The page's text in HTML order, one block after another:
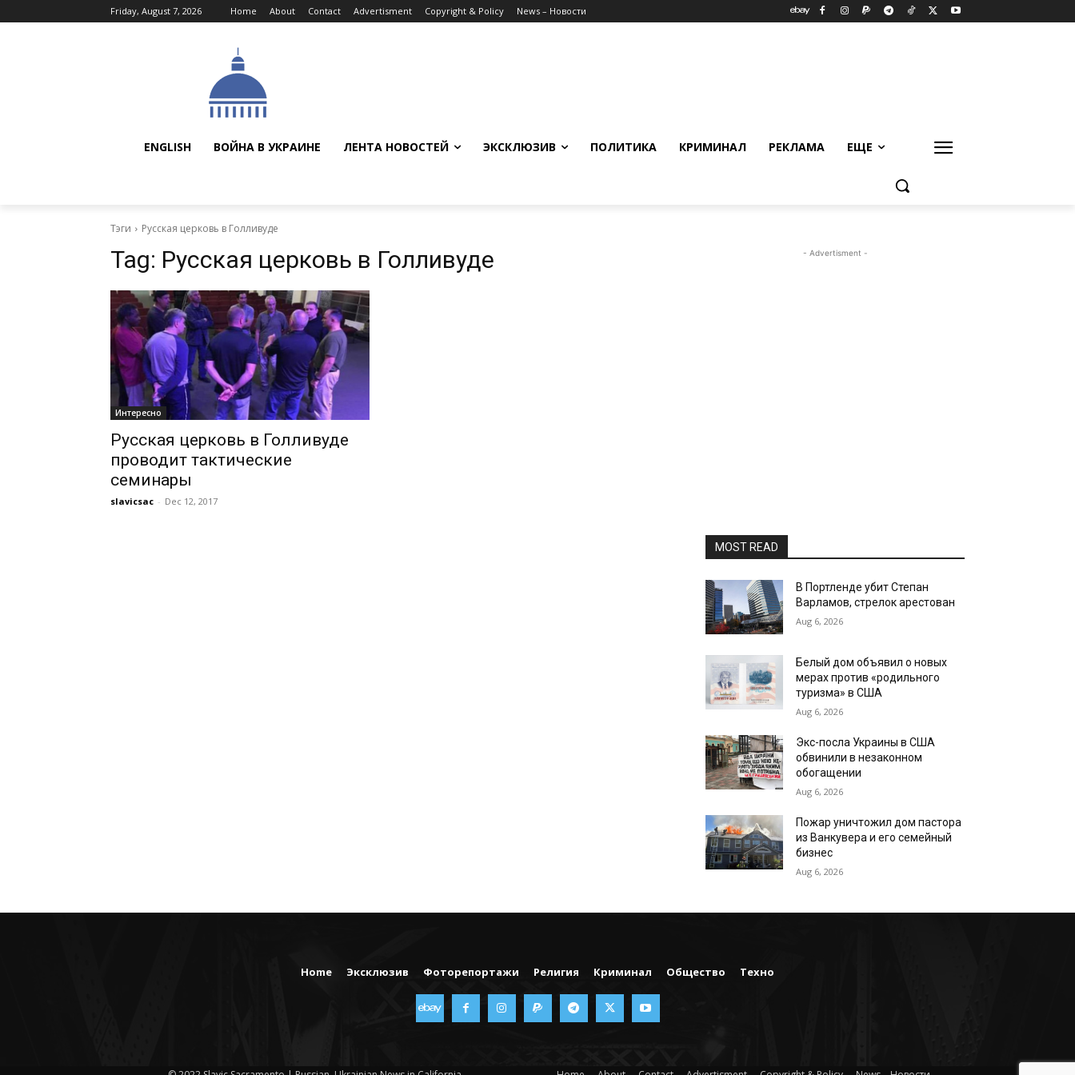
Friday, August 7, 2026 Home About Contact Advertisment Copyright & Policy News – Новости
ENGLISH ВОЙНА В УКРАИНЕ ЛЕНТА НОВОСТЕЙ ЭКСКЛЮЗИВ ПОЛИТИКА КРИМИНАЛ РЕКЛАМА ЕЩЕ
Тэги Русская церковь в Голливуде
Tag: Русская церковь в Голливуде
Интересно
Русская церковь в Голливуде
проводит тактические
семинары
slavicsac - Dec 12, 2017
- Advertisment -
MOST READ
В Портленде убит Степан
Варламов, стрелок арестован
Aug 6, 2026
Белый дом объявил о новых
мерах против «родильного
туризма» в США
Aug 6, 2026
Экс-посла Украины в США
обвинили в незаконном
обогащении
Aug 6, 2026
Пожар уничтожил дом пастора
из Ванкувера и его семейный
бизнес
Aug 6, 2026
Home Эксклюзив Фоторепортажи Религия Криминал Общество Техно